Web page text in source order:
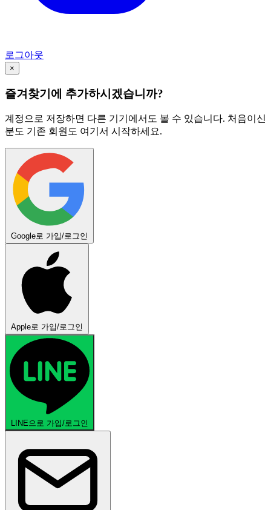
로그아웃
×
즐겨찾기에 추가하시겠습니까?
계정으로 저장하면 다른 기기에서도 볼 수 있습니다. 처음이신
분도 기존 회원도 여기서 시작하세요.
Google로 가입/로그인
Apple로 가입/로그인
LINE으로 가입/로그인